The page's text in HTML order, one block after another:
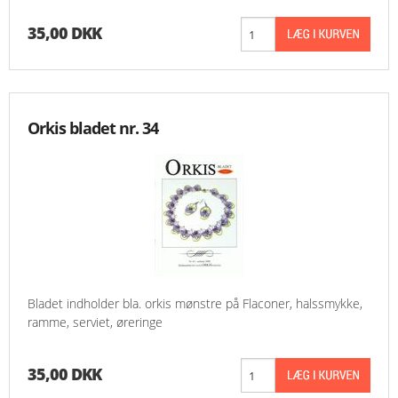
35,00 DKK
Orkis bladet nr. 34
Bladet indholder bla. orkis mønstre på Flaconer, halssmykke,
ramme, serviet, øreringe
35,00 DKK